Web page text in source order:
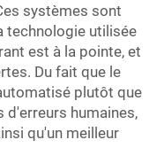
systèmes sont
technologie utilisée
est à la pointe, et
Du fait que le
plutôt que
d'erreurs humaines,
qu'un meilleur